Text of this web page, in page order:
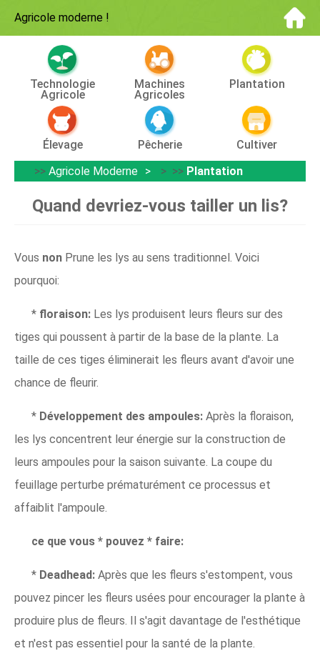
Agricole moderne !
Technologie
Agricole
Machines
Agricoles
Plantation
Élevage Pêcherie
Cultiver
>> Agricole Moderne > >> Plantation
Quand devriez-vous tailler un lis?
Vous non Prune les lys au sens traditionnel. Voici
pourquoi:
* floraison: Les lys produisent leurs fleurs sur des
tiges qui poussent à partir de la base de la plante. La
taille de ces tiges éliminerait les fleurs avant d'avoir une
chance de fleurir.
* Développement des ampoules: Après la floraison,
les lys concentrent leur énergie sur la construction de
leurs ampoules pour la saison suivante. La coupe du
feuillage perturbe prématurément ce processus et
affaiblit l'ampoule.
ce que vous * pouvez * faire:
* Deadhead: Après que les fleurs s'estompent, vous
pouvez pincer les fleurs usées pour encourager la plante à
produire plus de fleurs. Il s'agit davantage de l'esthétique
et n'est pas essentiel pour la santé de la plante.